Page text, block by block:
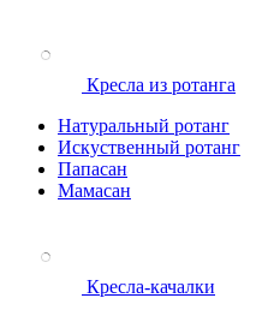
Кресла из ротанга
Натуральный ротанг
Искуственный ротанг
Папасан
Мамасан
Кресла-качалки